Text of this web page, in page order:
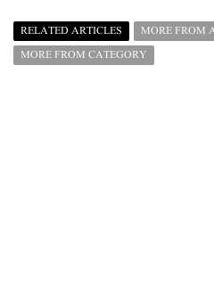
RELATED ARTICLES
MORE FROM
MORE FROM CATEGORY